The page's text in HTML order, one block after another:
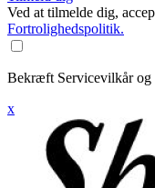
Ved at tilmelde dig,
Fortrolighedspolitik.
Bekræft Servicevilkår og
x